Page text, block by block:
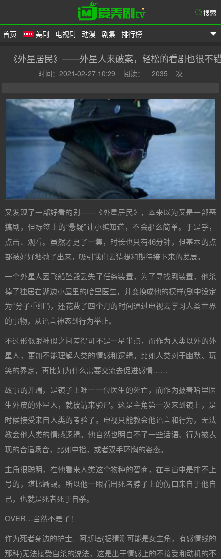
爱美剧
首页 美剧 电视剧 动漫 剧集 排行榜
搜索
《外星居民》——外星人来破案，轻松的看剧也很不
时间：2021-02-27 10:29 阅读： 2035 次
又发现了一部好看的剧——《外星居民》，本来以为又是一部恶
搞剧，但标签上的“悬疑”让小编知道，不会那么简单。于是乎，
点击、观看。虽然才更了一集，时长也只有46分钟，但基本的点
都被好好地抛了出来，吸引我们去猜想和期待接下来的发展。
一个外星人因飞船坠毁丢失了任务装置，为了寻找到装置，他杀
掉了独居在湖边小屋里的哈里医生，并变换成他的模样(剧中设定
为“分子重组”)，还花费了四个月的时间通过电视去学习人类世界
的事物，从语言神态到行为举止。
不过形似跟神似之间差得可不是一星半点，而作为人类以外的外
星人，更加不能理解人类的情感和逻辑。比如人类对于幽默、玩
笑的界定，再比如为什么需要交流去促进感情……
故事的开端，是镇子上唯一一位医生的死亡，而作为披着哈里医
生外皮的外星人，就被请来验尸。这是主角第一次来到镇上，是
时候接受来自人类的考验了。电视只能教会他语言和行为，无法
教会他人类的情感逻辑。他自然也明白不了一些话语、行为被表
现的合适场合，比如中指，或者双手环胸的姿态。
主角很聪明，在他看来人类这个物种的智商，在宇宙中是排不上
号的，堪比蜥蜴。所以他一眼看出死者脖子上的伤口来自于他自
己，也就是死者死于自杀。
OVER…当然不是了！
作为死者身边的护士，阿斯塔(据猜测可能是女主角，有感情线的
那种)无法接受自杀的说法，这是出于情感上的不接受和动机的不